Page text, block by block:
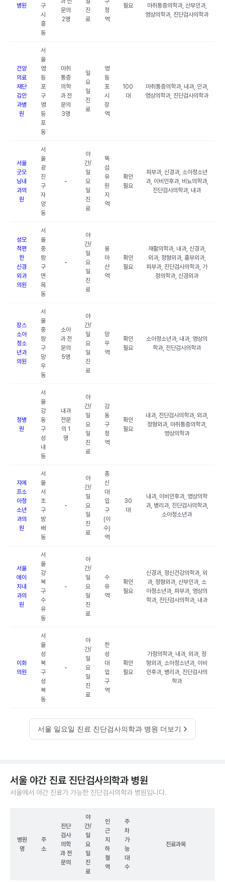
병원
구
시
흥
동
문의
2명
진
료
청
역
필요
마취통증의학과, 산부인과,
영상의학과, 진단검사의학과
건양
의료
재단
김안
과병
원
서
울
영
등
포
구
영
등
포
동
마취
통증
의학
과 전
문의
3명
일
요
일
진
료
영
등
포
시
장
역
100
대
마취통증의학과, 내과, 안과,
영상의학과, 진단검사의학과
서울
굿모
닝내
과의
원
서
울
광
진
구
자
양
동
-
야
간/
일
요
일
진
료
뚝
섬
유
원
지
역
확인
필요
피부과, 신경과, 소아청소년
과, 이비인후과, 비뇨의학과,
진단검사의학과, 내과
성모
척편
한
신경
외과
의원
서
울
중
랑
구
면
목
동
-
야
간/
일
요
일
진
료
용
마
산
역
확인
필요
재활의학과, 내과, 신경과,
외과, 정형외과, 흉부외과,
피부과, 진단검사의학과, 가
정의학과, 신경외과
장스
소아
청소
년과
의원
서
울
중
랑
구
망
우
동
소아
과 전
문의
5명
야
간/
일
요
일
진
료
망
우
역
확인
필요
소아청소년과, 내과, 영상의
학과, 진단검사의학과
청병
원
서
울
강
동
구
성
내
동
내과
전문
의 1
명
야
간/
일
요
일
진
료
강
동
구
청
역
확인
필요
내과, 진단검사의학과, 외과,
정형외과, 마취통증의학과,
영상의학과
지에
프소
아청
소년
과의
원
서
울
서
초
구
방
배
동
-
야
간/
일
요
일
진
료
총
신
대
입
구
(이
수)
역
30
대
내과, 이비인후과, 영상의학
과, 병리과, 진단검사의학과,
소아청소년과
서울
에이
치내
과의
원
서
울
강
북
구
수
유
동
-
야
간/
일
요
일
진
료
수
유
역
확인
필요
신경과, 정신건강의학과, 외
과, 정형외과, 산부인과, 소
아청소년과, 피부과, 영상의
학과, 진단검사의학과, 내과
이화
의원
서
울
성
북
구
성
북
동
-
야
간/
일
요
일
진
료
한
성
대
입
구
역
확인
필요
가정의학과, 내과, 외과, 정
형외과, 소아청소년과, 이비
인후과, 병리과, 진단검사의
학과
서울 일요일 진료 진단검사의학과 병원 더보기
서울 야간 진료 진단검사의학과 병원
서울에서 야간 진료가 가능한 진단검사의학과 병원입니다.
병원
명
주
소
진단
검사
의학
과 전
문의
야
간/
일
요
일
진
료
인
근
지
하
철
역
주
차
가
능
대
수
진료과목